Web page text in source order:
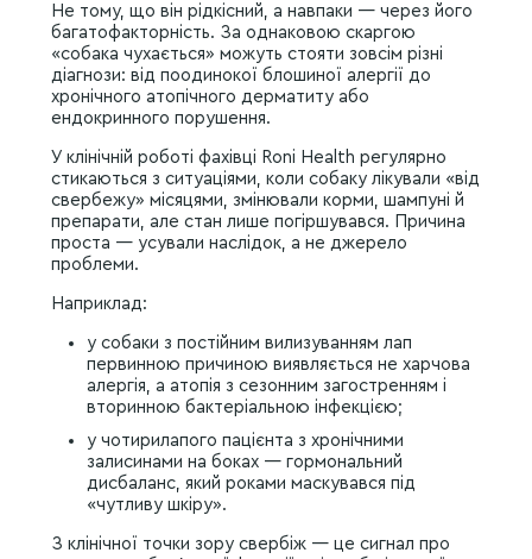
Не тому, що він рідкісний, а навпаки — через його
багатофакторність. За однаковою скаргою
«собака чухається» можуть стояти зовсім різні
діагнози: від поодинокої блошиної алергії до
хронічного атопічного дерматиту або
ендокринного порушення.
У клінічній роботі фахівці Roni Health регулярно
стикаються з ситуаціями, коли собаку лікували «від
свербежу» місяцями, змінювали корми, шампуні й
препарати, але стан лише погіршувався. Причина
проста — усували наслідок, а не джерело
проблеми.
Наприклад:
у собаки з постійним вилизуванням лап
первинною причиною виявляється не харчова
алергія, а атопія з сезонним загостренням і
вторинною бактеріальною інфекцією;
у чотирилапого пацієнта з хронічними
залисинами на боках — гормональний
дисбаланс, який роками маскувався під
«чутливу шкіру».
З клінічної точки зору свербіж — це сигнал про